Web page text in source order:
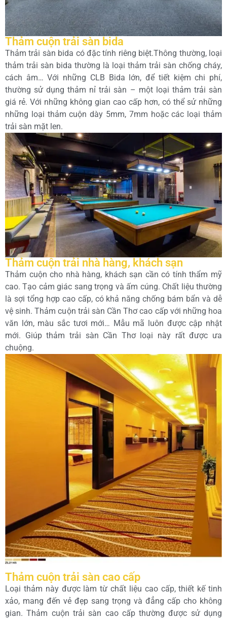
Thảm cuộn trải sàn bida
Thảm trải sàn bida có đặc tính riêng biệt.Thông thường, loại
thảm trải sàn bida thường là loại thảm trải sàn chống cháy,
cách âm… Với những CLB Bida lớn, để tiết kiệm chi phí,
thường sử dụng thảm nỉ trải sàn – một loại thảm trải sàn
giá rẻ. Với những không gian cao cấp hơn, có thể sử những
những loại thảm cuộn dày 5mm, 7mm hoặc các loại thảm
trải sàn mặt len.
Thảm cuộn trải nhà hàng, khách sạn
Thảm cuộn cho nhà hàng, khách sạn cần có tính thẩm mỹ
cao. Tạo cảm giác sang trọng và ấm cúng. Chất liệu thường
là sợi tổng hợp cao cấp, có khả năng chống bám bẩn và dễ
vệ sinh. Thảm cuộn trải sàn Cần Thơ cao cấp với những hoa
văn lớn, màu sắc tươi mới… Mẫu mã luôn được cập nhật
mới. Giúp thảm trải sàn Cần Thơ loại này rất được ưa
chuộng.
Thảm cuộn trải sàn cao cấp
Loại thảm này được làm từ chất liệu cao cấp, thiết kế tinh
xảo, mang đến vẻ đẹp sang trọng và đẳng cấp cho không
gian. Thảm cuộn trải sàn cao cấp thường được sử dụng